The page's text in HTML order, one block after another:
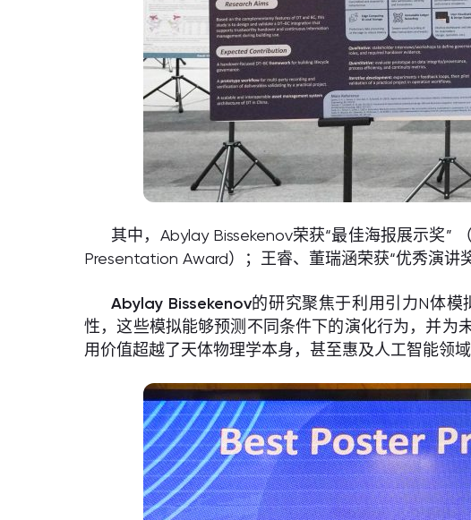
其中，Abylay Bissekenov荣获“最佳海报展示奖”
Presentation Award）；王睿、董瑞涵荣获“优秀演讲
Abylay Bissekenov的研究聚焦于利用引力N体模
性，这些模拟能够预测不同条件下的演化行为，并为
用价值超越了天体物理学本身，甚至惠及人工智能领